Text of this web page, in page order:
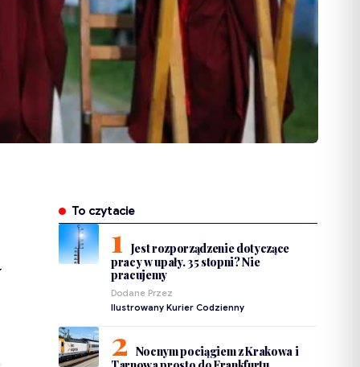
To czytacie
Jest rozporządzenie dotyczące
pracy w upały. 35 stopni? Nie
pracujemy
Dodane Przez
Ilustrowany Kurier Codzienny
Nocnym pociągiem z Krakowa i